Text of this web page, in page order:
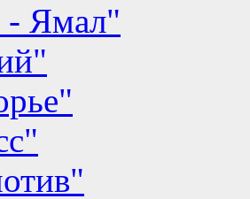
- Ямал"